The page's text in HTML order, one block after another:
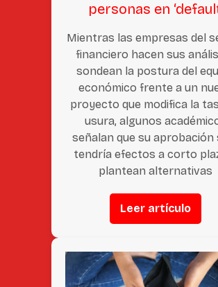
personas en
Mientras las empresas del
financiero hacen sus
sondean la postura del
económico frente a un
proyecto que modifica la
usura, algunos
señalan que su aprobación
tendría efectos a corto
plantean alternativas
Leer artículo